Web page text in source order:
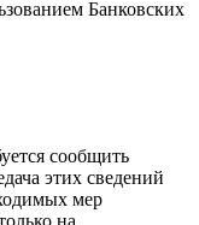
Банковских
сообщить
этих сведений
мер
на